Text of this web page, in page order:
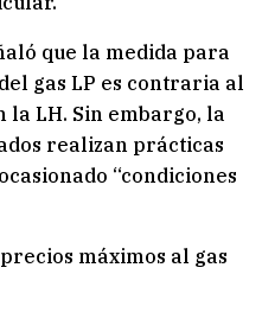
que la medida para
gas LP es contraria al
la LH. Sin embargo, la
realizan prácticas
“condiciones